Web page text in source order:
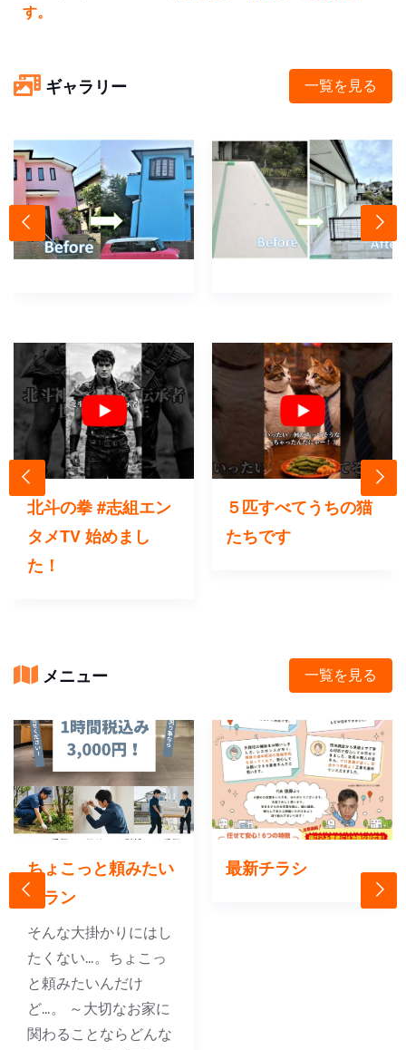
す。
ギャラリー 一覧を見る
北斗の拳 #志組エン
タメTV 始めまし
た！
５匹すべてうちの猫
たちです
メニュー 一覧を見る
ちょこっと頼みたい
プラン
そんな大掛かりにはし
たくない…。ちょこっ
と頼みたいんだけ
ど…。 ～大切なお家に
関わることならどんな
最新チラシ